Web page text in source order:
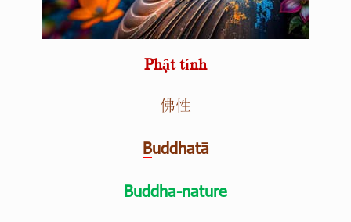
Phật tính
佛性
Buddhatā
Buddha-nature